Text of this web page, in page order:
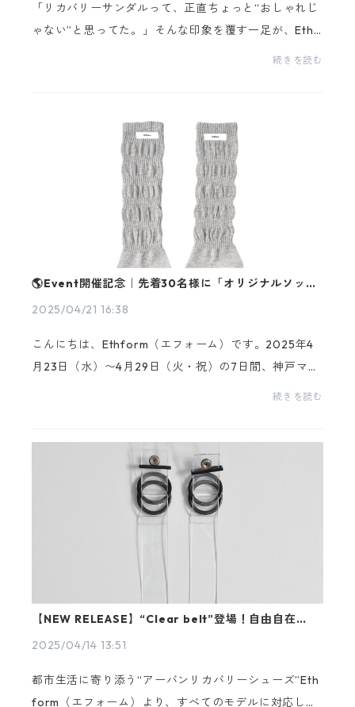
「リカバリーサンダルって、正直ちょっと“おしゃれじ
ゃない”と思ってた。」そんな印象を覆す一足が、Ethf
ormから届きました。2025年春、ミニマルブランド**
続きを読む
🌎Event開催記念｜先着30名様に「オリジナルソック
2025/04/21 16:38
こんにちは、Ethform（エフォーム）です。2025年4
月23日（水）〜4月29日（火・祝）の7日間、神戸マル
続きを読む
【NEW RELEASE】“Clear belt”登場！自由自在のカ
2025/04/14 13:51
都市生活に寄り添う“アーバンリカバリーシューズ”Eth
form（エフォーム）より、すべてのモデルに対応した